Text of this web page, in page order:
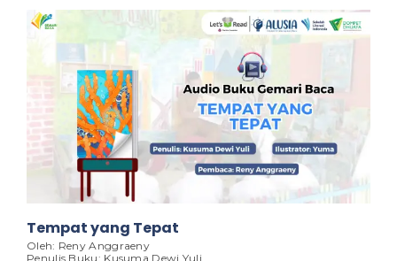
Tempat yang Tepat
Oleh: Reny Anggraeny
Penulis Buku: Kusuma Dewi Yuli